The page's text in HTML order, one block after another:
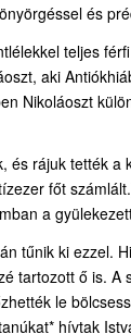
és
teljes
aki
Nikoláoszt
rájuk tették a
főt
a
tűnik ki ezzel.
tartozott ő is.
le
hívtak